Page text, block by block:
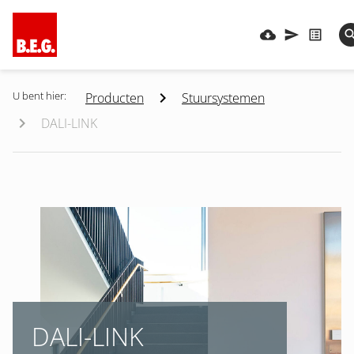
U bent hier: Producten
Stuursystemen
DALI-LINK
DALI-LINK